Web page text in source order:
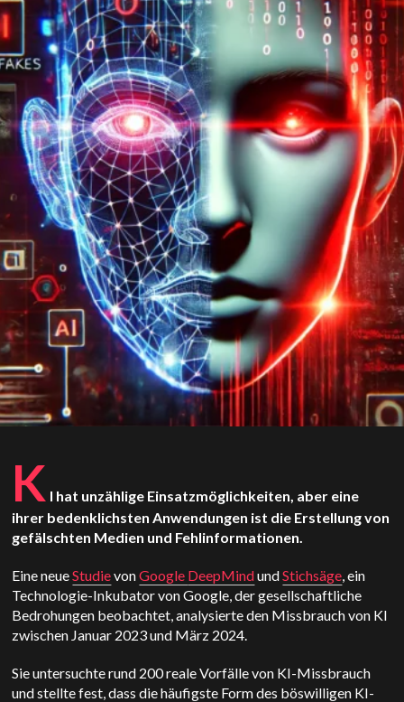
K I hat unzählige Einsatzmöglichkeiten, aber eine
ihrer bedenklichsten Anwendungen ist die Erstellung von
gefälschten Medien und Fehlinformationen.
Eine neueStudievonGoogle DeepMindundStichsäge, ein
Technologie-Inkubator von Google, der gesellschaftliche
Bedrohungen beobachtet, analysierte den Missbrauch von KI
zwischen Januar 2023 und März 2024.
Sie untersuchte rund 200 reale Vorfälle von KI-Missbrauch
und stellte fest, dass die häufigste Form des böswilligen KI-